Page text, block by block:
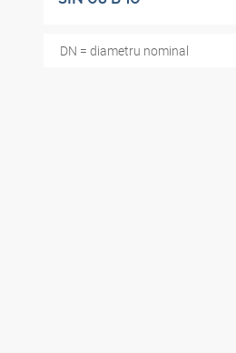
DN = diametru nominal